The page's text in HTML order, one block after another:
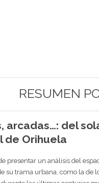
RESUMEN
arcadas…: del
de Orihuela
presentar un análisis del
su trama urbana, como la de